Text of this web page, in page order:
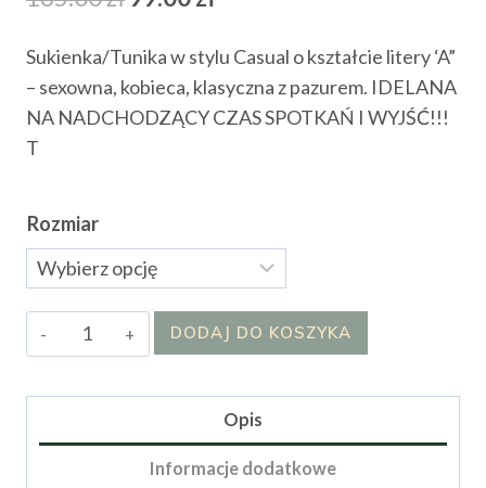
wynosiła:
165.00 zł.
wynosi:
99.00 zł.
Sukienka/Tunika w stylu Casual o kształcie litery ‘A”
– sexowna, kobieca, klasyczna z pazurem. IDELANA
NA NADCHODZĄCY CZAS SPOTKAŃ I WYJŚĆ!!!
T
Rozmiar
ilość
Sukienka
DODAJ DO KOSZYKA
Opis
Informacje dodatkowe